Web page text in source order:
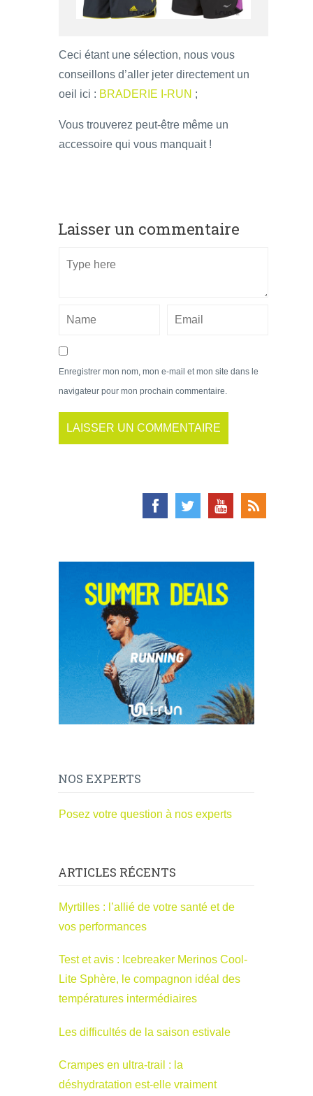
Ceci étant une sélection, nous vous
conseillons d’aller jeter directement un
oeil ici : BRADERIE I-RUN ;
Vous trouverez peut-être même un
accessoire qui vous manquait !
Laisser un commentaire
Enregistrer mon nom, mon e-mail et mon site dans le
navigateur pour mon prochain commentaire.
NOS EXPERTS
Posez votre question à nos experts
ARTICLES RÉCENTS
Myrtilles : l’allié de votre santé et de
vos performances
Test et avis : Icebreaker Merinos Cool-
Lite Sphère, le compagnon idéal des
températures intermédiaires
Les difficultés de la saison estivale
Crampes en ultra-trail : la
déshydratation est-elle vraiment